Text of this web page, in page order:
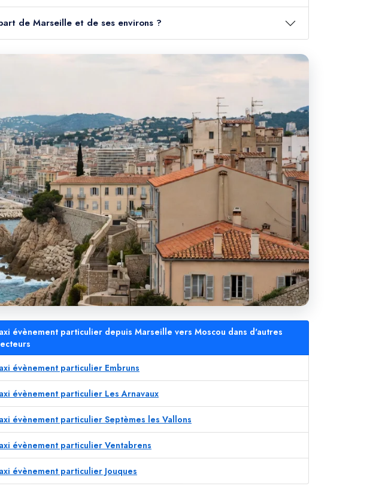
de Marseille et de ses environs ?
évènement particulier depuis Marseille vers Moscou dans d'autres
évènement particulier Embruns
évènement particulier Les Arnavaux
évènement particulier Septèmes les Vallons
évènement particulier Ventabrens
évènement particulier Jouques